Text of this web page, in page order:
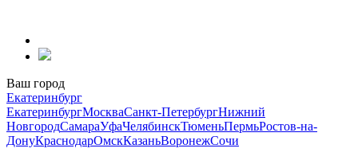
содержанию
Ваш город
Екатеринбург
ЕкатеринбургМоскваСанкт-ПетербургНижний
НовгородСамараУфаЧелябинскТюменьПермьРостов-на-
ДонуКраснодарОмскКазаньВоронежСочи